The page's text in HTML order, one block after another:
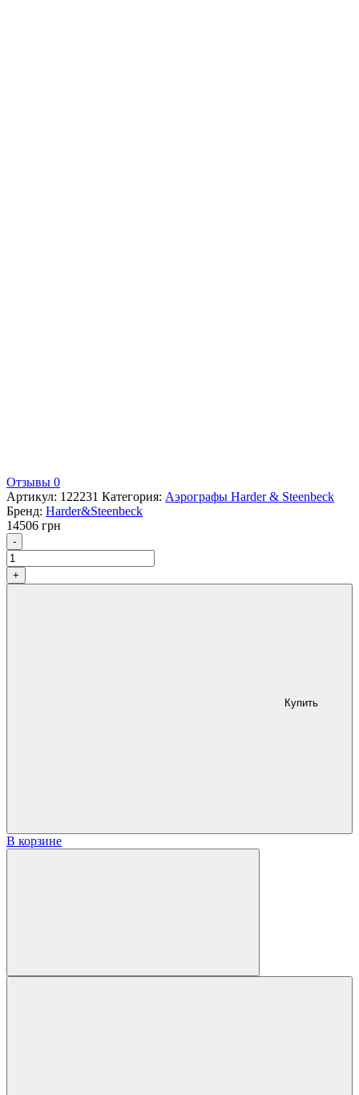
Отзывы 0
Артикул: 122231 Категория: Аэрографы Harder & Steenbeck
Бренд: Harder&Steenbeck
14506 грн
- Количество
+
Купить
В корзине